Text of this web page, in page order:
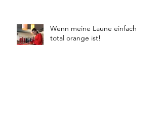
Wenn meine Laune einfach
total orange ist!